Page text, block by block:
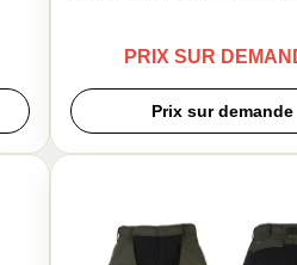
PRIX SUR
Prix sur demande